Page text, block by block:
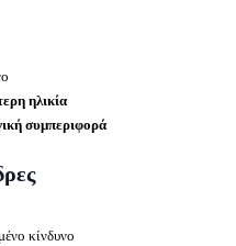
ηλικία
συμπεριφορά
κίνδυνο